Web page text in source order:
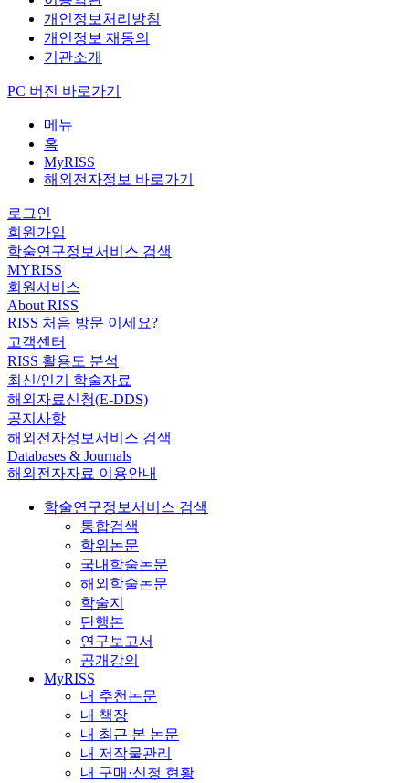
개인정보처리방침
개인정보 재동의
기관소개
PC 버전 바로가기
메뉴
홈
MyRISS
해외전자정보 바로가기
로그인
회원가입
학술연구정보서비스 검색
MYRISS
회원서비스
About RISS
RISS 처음 방문 이세요?
고객센터
RISS 활용도 분석
최신/인기 학술자료
해외자료신청(E-DDS)
공지사항
해외전자정보서비스 검색
Databases & Journals
해외전자자료 이용안내
학술연구정보서비스 검색
통합검색
학위논문
국내학술논문
해외학술논문
학술지
단행본
연구보고서
공개강의
MyRISS
내 추천논문
내 책장
내 최근 본 논문
내 저작물관리
내 구매·신청 현황